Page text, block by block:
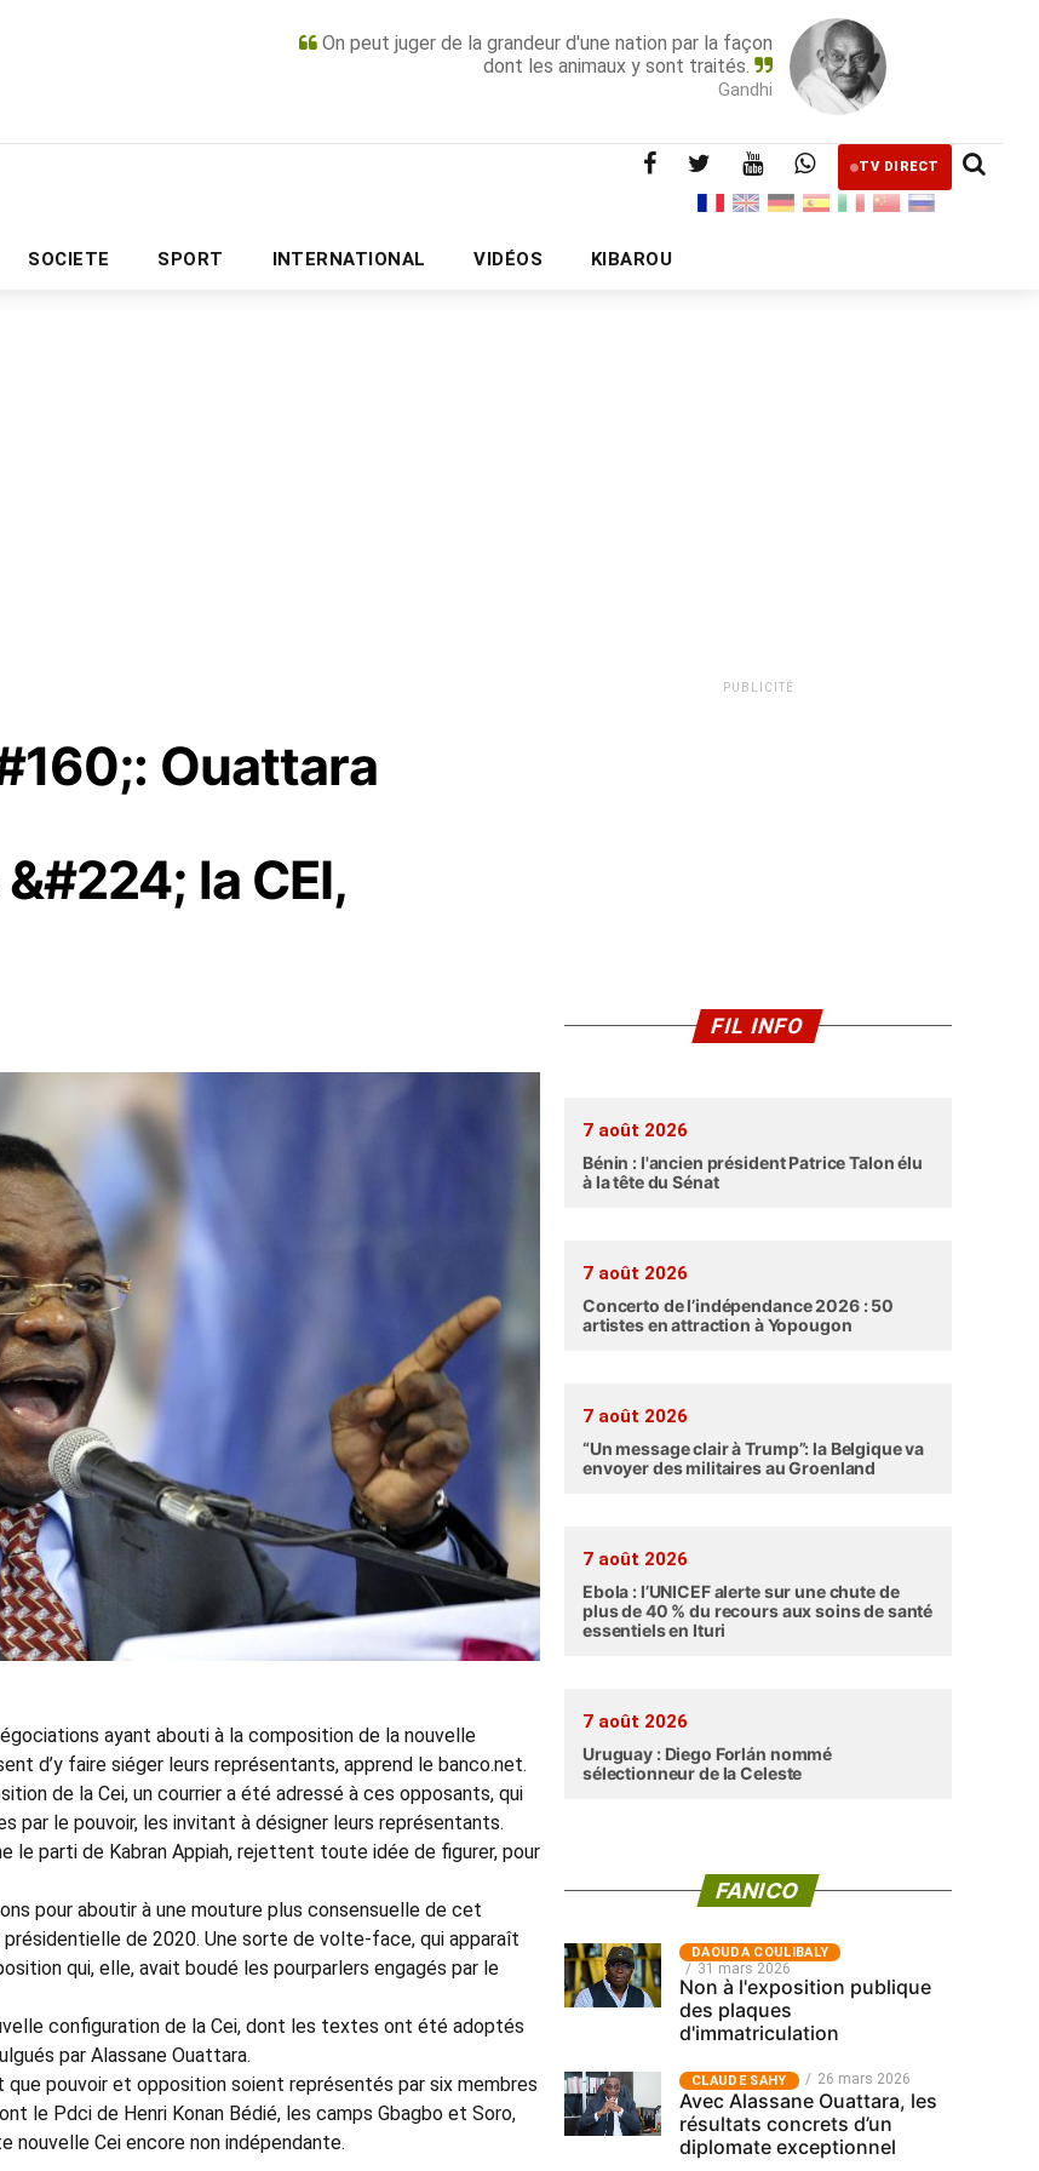
On peut juger de la grandeur d'une nation par la façon
dont les animaux y sont traités.
Gandhi
TV DIRECT
SOCIETE SPORT INTERNATIONAL VIDÉOS KIBAROU
PUBLICITÉ
Ouattara
la CEI,
ayant abouti à la composition de la nouvelle
d’y faire siéger leurs représentants, apprend le banco.net.
de la Cei, un courrier a été adressé à ces opposants, qui
par le pouvoir, les invitant à désigner leurs représentants.
le parti de Kabran Appiah, rejettent toute idée de figurer, pour
pour aboutir à une mouture plus consensuelle de cet
présidentielle de 2020. Une sorte de volte-face, qui apparaît
qui, elle, avait boudé les pourparlers engagés par le
configuration de la Cei, dont les textes ont été adoptés
par Alassane Ouattara.
pouvoir et opposition soient représentés par six membres
le Pdci de Henri Konan Bédié, les camps Gbagbo et Soro,
Cei encore non indépendante.
PUBLICITÉ
FIL INFO
7 août 2026
Bénin : l'ancien président Patrice Talon élu
à la tête du Sénat
7 août 2026
Concerto de l’indépendance 2026 : 50
artistes en attraction à Yopougon
7 août 2026
“Un message clair à Trump”: la Belgique va
envoyer des militaires au Groenland
7 août 2026
Ebola : l’UNICEF alerte sur une chute de
plus de 40 % du recours aux soins de santé
essentiels en Ituri
7 août 2026
Uruguay : Diego Forlán nommé
sélectionneur de la Celeste
FANICO
‎DAOUDA COULIBALY
31 mars 2026
Non à l'exposition publique
des plaques
d'immatriculation
CLAUDE SAHY 26 mars 2026
Avec Alassane Ouattara, les
résultats concrets d’un
diplomate exceptionnel